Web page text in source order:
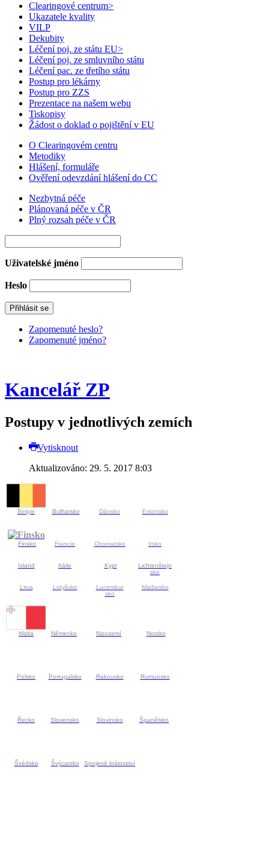
Clearingové centrum>
Ukazatele kvality
VILP
Dekubity
Léčení poj. ze státu EU>
Léčení poj. ze smluvního státu
Léčení pac. ze třetího státu
Postup pro lékárny
Postup pro ZZS
Prezentace na našem webu
Tiskopisy
Žádost o doklad o pojištění v EU
O Clearingovém centru
Metodiky
Hlášení, formuláře
Ověření odevzdání hlášení do CC
Nezbytná péče
Plánovaná péče v ČR
Plný rozsah péče v ČR
Uživatelské jméno
Heslo
Zapomenuté heslo?
Zapomenuté jméno?
Kancelář ZP
Postupy v jednotlivých zemích
Vytisknout
Aktualizováno: 29. 5. 2017 8:03
Belgie Bulharsko Dánsko Estonsko
Finsko Francie Chorvatsko Irsko
Island Itálie Kypr
Lichtenštejn
sko
Litva Lotyšsko
Lucembur
sko
Maďarsko
Malta Německo Nizozemí Norsko
Polsko Portugalsko Rakousko Rumunsko
Řecko Slovensko Slovinsko Španělsko
Švédsko Švýcarsko Spojené království